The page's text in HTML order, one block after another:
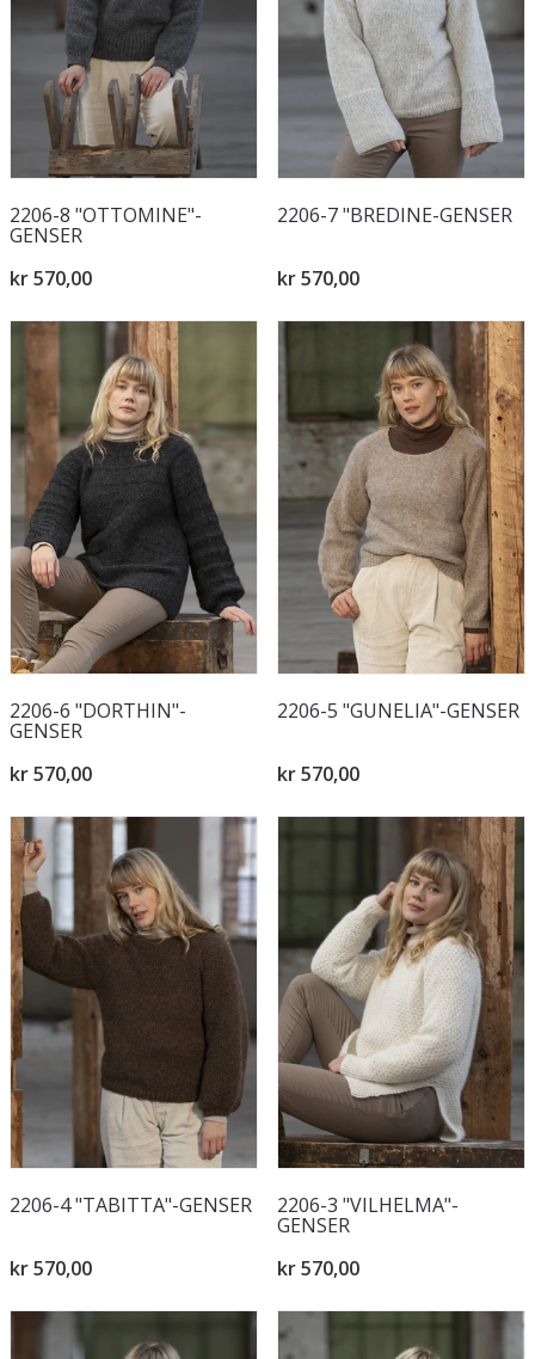
2206-8 "OTTOMINE"-
GENSER
kr 570,00
2206-7 "BREDINE-GENSER
kr 570,00
2206-6 "DORTHIN"-
GENSER
kr 570,00
2206-5 "GUNELIA"-GENSER
kr 570,00
2206-4 "TABITTA"-GENSER
kr 570,00
2206-3 "VILHELMA"-
GENSER
kr 570,00